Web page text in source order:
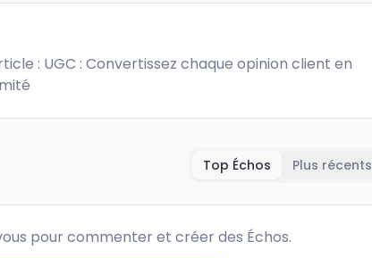
: UGC : Convertissez chaque opinion client en
Top Échos Plus récents
pour commenter et créer des Échos.